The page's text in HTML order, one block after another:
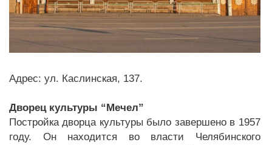
Адрес: ул. Каслинская, 137.
Дворец культуры “Мечел”
Постройка дворца культуры было завершено в 1957
году. Он находится во власти Челябинского